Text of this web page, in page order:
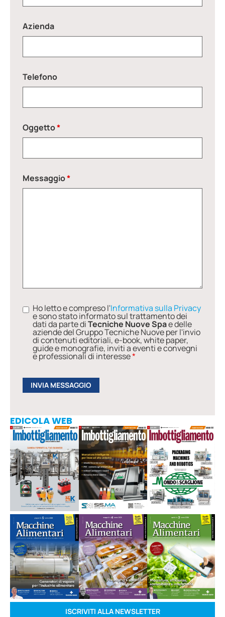
Azienda
Telefono
Oggetto*
Messaggio*
Ho letto e compreso l'Informativa sulla Privacy
e sono stato informato sul trattamento dei
dati da parte diTecniche Nuove Spae delle
aziende del Gruppo Tecniche Nuove per l'invio
di contenuti editoriali, e-book, white paper,
guide e monografie, inviti a eventi e convegni
e professionali di interesse*
EDICOLA WEB
ISCRIVITI ALLA NEWSLETTER